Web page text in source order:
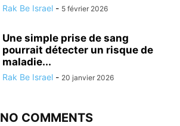
Rak Be Israel - 5 février 2026
Une simple prise de sang
pourrait détecter un risque de
maladie...
Rak Be Israel - 20 janvier 2026
NO COMMENTS